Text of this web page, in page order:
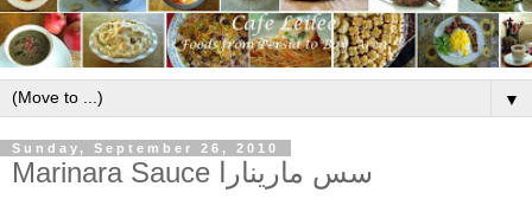
▼
Sunday, September 26, 2010
Marinara Sauce سس مارینارا